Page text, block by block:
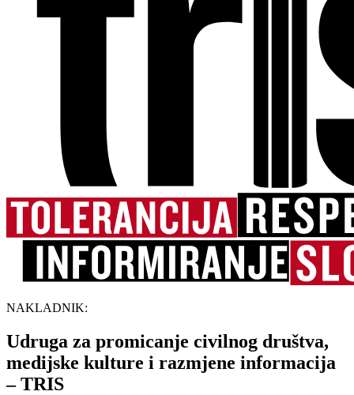
NAKLADNIK:
Udruga za promicanje civilnog društva,
medijske kulture i razmjene informacija
– TRIS